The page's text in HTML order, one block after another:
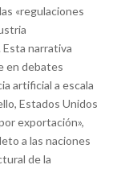
«regulaciones
narrativa
en debates
artificial a escala
Estados Unidos
exportación»,
a las naciones
de la